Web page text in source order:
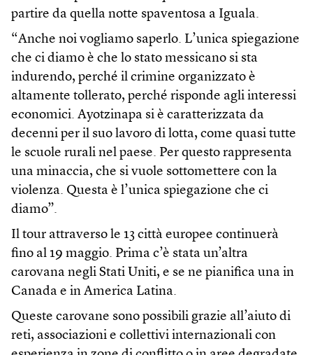
partire da quella notte spaventosa a Iguala.
“Anche noi vogliamo saperlo. L’unica spiegazione
che ci diamo è che lo stato messicano si sta
indurendo, perché il crimine organizzato è
altamente tollerato, perché risponde agli interessi
economici. Ayotzinapa si è caratterizzata da
decenni per il suo lavoro di lotta, come quasi tutte
le scuole rurali nel paese. Per questo rappresenta
una minaccia, che si vuole sottomettere con la
violenza. Questa è l’unica spiegazione che ci
diamo”.
Il tour attraverso le 13 città europee continuerà
fino al 19 maggio. Prima c’è stata un’altra
carovana negli Stati Uniti, e se ne pianifica una in
Canada e in America Latina.
Queste carovane sono possibili grazie all’aiuto di
reti, associazioni e collettivi internazionali con